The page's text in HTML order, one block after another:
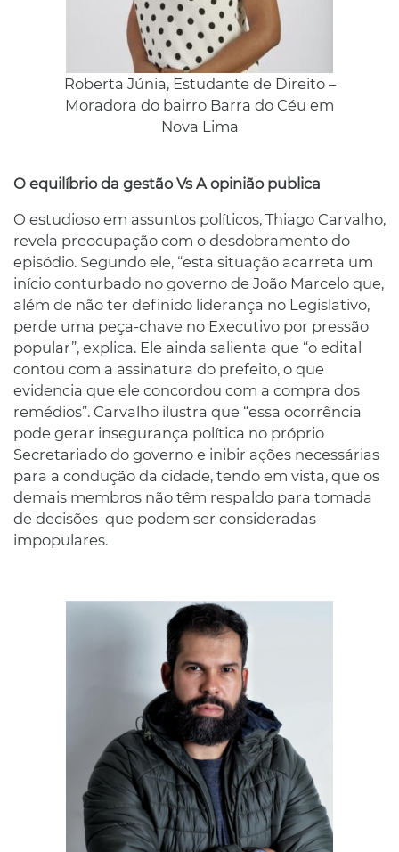
Roberta Júnia, Estudante de Direito –
Moradora do bairro Barra do Céu em
Nova Lima
O equilíbrio da gestão Vs A opinião publica
O estudioso em assuntos políticos, Thiago Carvalho,
revela preocupação com o desdobramento do
episódio. Segundo ele, “esta situação acarreta um
início conturbado no governo de João Marcelo que,
além de não ter definido liderança no Legislativo,
perde uma peça-chave no Executivo por pressão
popular”, explica. Ele ainda salienta que “o edital
contou com a assinatura do prefeito, o que
evidencia que ele concordou com a compra dos
remédios”. Carvalho ilustra que “essa ocorrência
pode gerar insegurança política no próprio
Secretariado do governo e inibir ações necessárias
para a condução da cidade, tendo em vista, que os
demais membros não têm respaldo para tomada
de decisões que podem ser consideradas
impopulares.